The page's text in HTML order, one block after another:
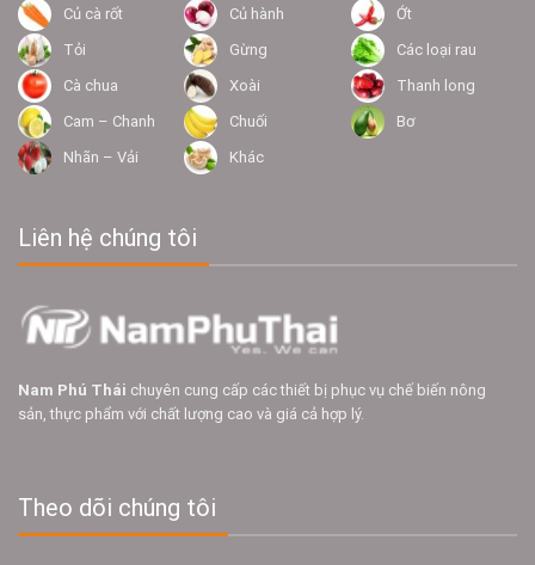
Củ cà rốt
Củ hành
Ớt
Tỏi
Gừng
Các loại rau
Cà chua
Xoài
Thanh long
Cam – Chanh
Chuối
Bơ
Nhãn – Vải
Khác
Liên hệ chúng tôi
Nam Phú Thái chuyên cung cấp các thiết bị phục vụ chế biến nông
sản, thực phẩm với chất lượng cao và giá cả hợp lý.
Theo dõi chúng tôi